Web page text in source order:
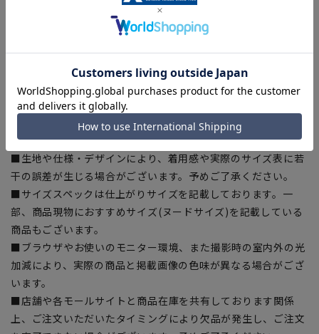
【シルエット】《標準》 (当社比)
【商品に関するご注意】
■商品画像はサンプルのため、色味やサイズ等の仕様に変更が
ある場合がございますので、予めご了承ください。
■ゆとり感には個人差があります。サイズ表を確認の上、ご購
入の目安としてご利用ください。
■生地や仕様・デザインにより、着用感や実際のサイズ表に若
干の誤差が生じる場合がございます。予めご了承ください。
■サイズスペックは仕上がりサイズを記載しております。一
部、商品現物におすすめサイズ(ヌードサイズ)を記載している
商品もございます。
■ブラウザやお使いのモニター環境、また撮影時の室内外の光
加減により、実際の商品と掲載画像の色味が異なる場合がござ
います。
■店舗や各モールサイトと商品在庫を共有しております関係
上、ご注文いただいたタイミングにより欠品が発生し、ご注文